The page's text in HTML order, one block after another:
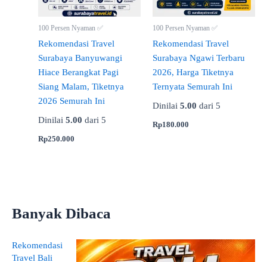
100 Persen Nyaman ✅
Rekomendasi Travel
Surabaya Banyuwangi
Hiace Berangkat Pagi
Siang Malam, Tiketnya
2026 Semurah Ini
Dinilai 5.00 dari 5
Rp250.000
100 Persen Nyaman ✅
Rekomendasi Travel
Surabaya Ngawi Terbaru
2026, Harga Tiketnya
Ternyata Semurah Ini
Dinilai 5.00 dari 5
Rp180.000
Banyak Dibaca
Rekomendasi
Travel Bali